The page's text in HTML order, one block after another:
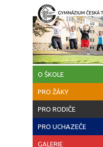
Přejít k hlavnímu obsahu
O ŠKOLE
PRO ŽÁKY
PRO RODIČE
PRO UCHAZEČE
GALERIE